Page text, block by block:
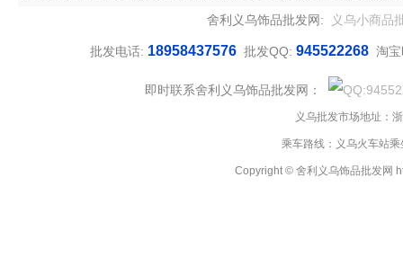
品批发配送,2元风暴流行饰品加盟店,两
舍利义乌饰品批发网: 义乌小商品
批发电话: 18958437576 批发QQ: 945522268 淘
即时联系舍利义乌饰品批发网：
义乌批发市场地址：
乘车路线：义乌火车站
Copyright © 舍利义乌饰品批发网